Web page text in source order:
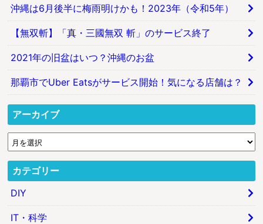
沖縄は6月後半に梅雨明けかも！2023年（令和5年）
【無双斬】「真・三國無双 斬」のサービス終了
2021年の旧盆はいつ？沖縄のお盆
那覇市でUber Eatsがサービス開始！気になる店舗は？
アーカイブ
カテゴリー
DIY
IT・科学